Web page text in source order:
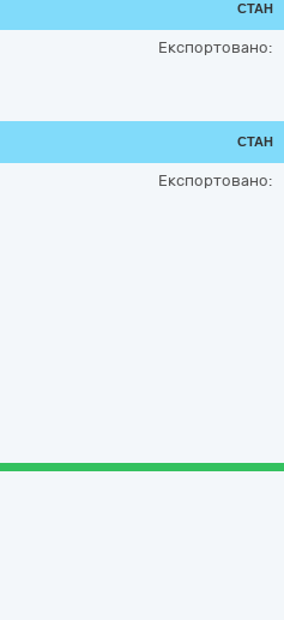
СТАН
Експортовано:
СТАН
Експортовано: